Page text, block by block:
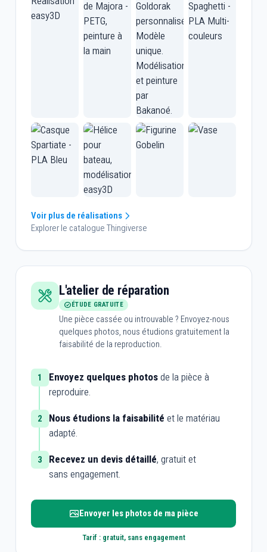
Voir plus de réalisations
Explorer le catalogue Thingiverse
L'atelier de réparation
ÉTUDE GRATUITE
Une pièce cassée ou introuvable ? Envoyez-nous
quelques photos, nous étudions gratuitement la
faisabilité de la reproduction.
1 Envoyez quelques photosde la pièce à
reproduire.
2 Nous étudions la faisabilité et le matériau
adapté.
3 Recevez un devis détaillé, gratuit et
sans engagement.
Envoyer les photos de ma pièce
Tarif : gratuit, sans engagement